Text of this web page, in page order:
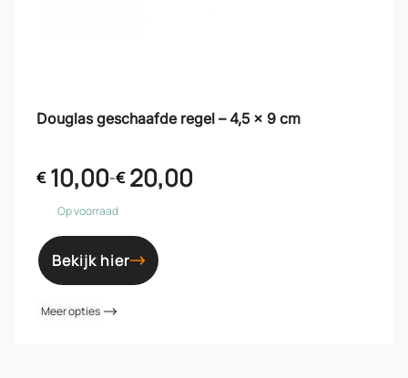
Douglas geschaafde regel – 4,5 x 9 cm
€10,00-€20,00
Op voorraad
Bekijk hier
Meer opties